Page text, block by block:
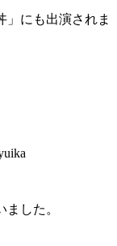
」にも出演されま
した。